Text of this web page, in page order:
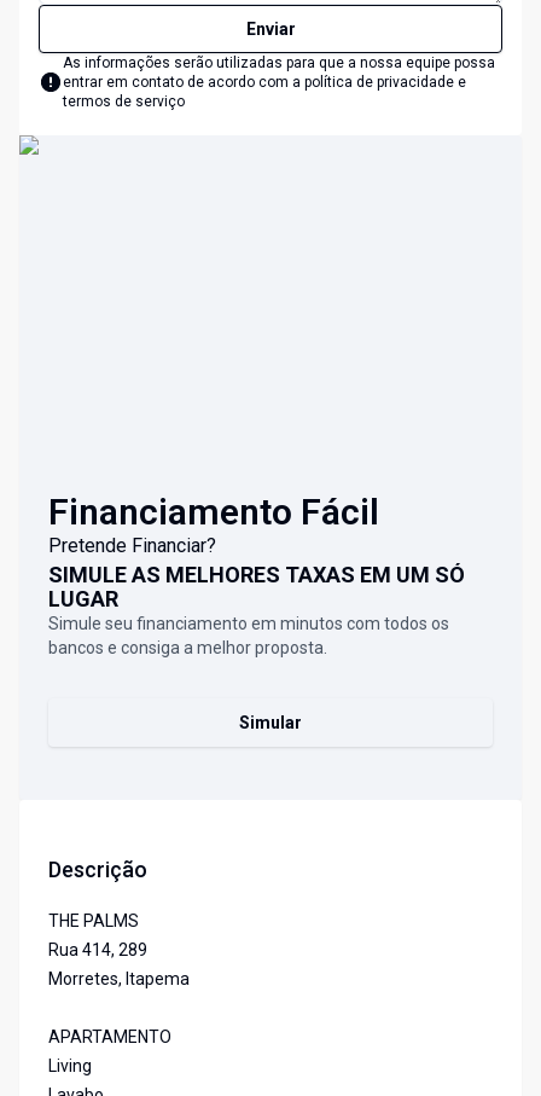
Enviar
As informações serão utilizadas para que a nossa equipe possa
entrar em contato de acordo com a política de privacidade e
termos de serviço
Financiamento Fácil
Pretende Financiar?
SIMULE AS MELHORES TAXAS EM UM SÓ
LUGAR
Simule seu financiamento em minutos com todos os
bancos e consiga a melhor proposta.
Simular
Descrição
THE PALMS
Rua 414, 289
Morretes, Itapema
APARTAMENTO
Living